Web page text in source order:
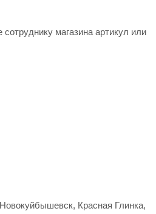
магазина артикул или
Красная Глинка,